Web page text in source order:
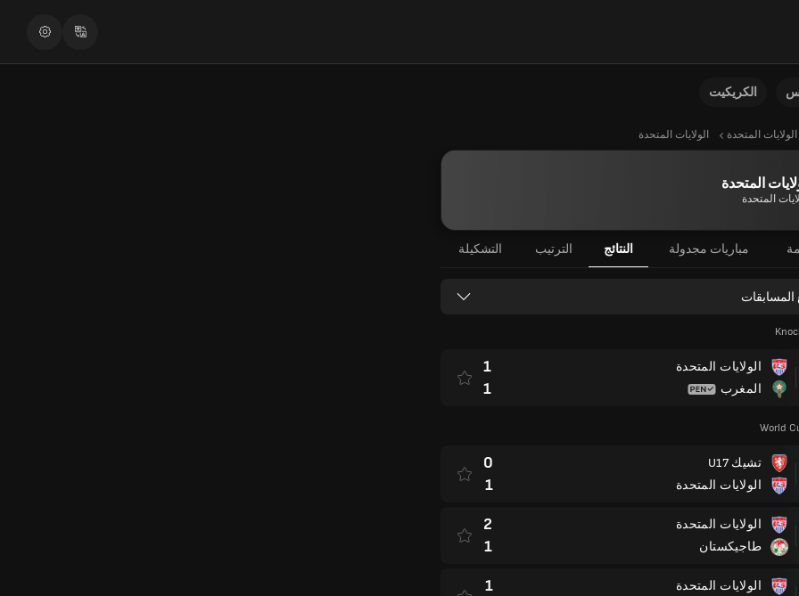
الكريكيت
الولايات المتحدة الولايات المتحدة
المتحدة
المتحدة
مباريات مجدولة النتائج الترتيب التشكيلة
المسابقات
الولايات المتحدة
المغرب
1
1
World
تشيك U17
الولايات المتحدة
0
1
الولايات المتحدة
طاجيكستان
2
1
الولايات المتحدة
1